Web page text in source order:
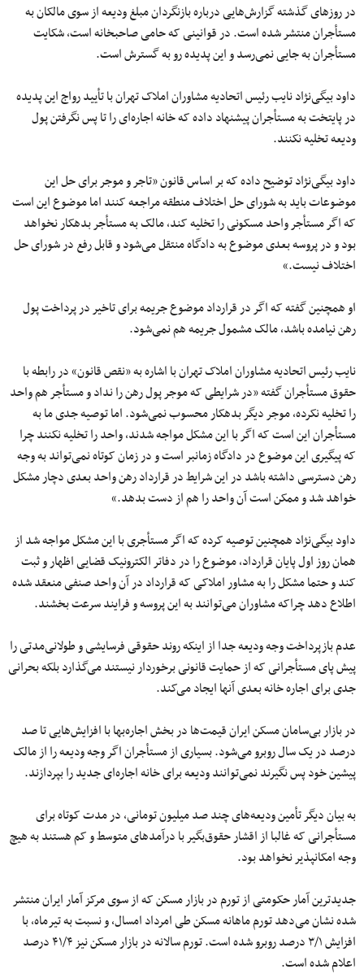
در روزهای گذشته گزارش‌هایی درباره بازنگردان مبلغ ودیعه از سوی مالکان به
مستأجران منتشر شده است. در قوانینی که حامی صاحبخانه است، شکایت
مستأجران به جایی نمی‌رسد و این پدیده رو به گسترش است.
داود بیگی‌نژاد نایب رئیس اتحادیه مشاوران املاک تهران با تأیید رواج این پدیده
در پایتخت به مستأجران پیشنهاد داده که خانه‌ اجاره‌ای را تا پس نگرفتن پول
ودیعه تخلیه نکنند.
داود بیگی‌نژاد توضیح داده که بر اساس قانون «تاجر و موجر برای حل این
موضوعات باید به شورای حل اختلاف منطقه مراجعه کنند اما موضوع این است
که اگر مستأجر واحد مسکونی را تخلیه کند، مالک به مستأجر بدهکار نخواهد
بود و در پروسه بعدی موضوع به دادگاه منتقل می‌شود و قابل رفع در شورای حل
اختلاف نیست.»
او همچنین گفته که اگر در قرارداد موضوع جریمه برای تاخیر در پرداخت پول
رهن نیامده باشد، مالک مشمول جریمه هم نمی‌شود.
نایب رئیس اتحادیه مشاوران املاک تهران با اشاره به «نقص قانون» در رابطه با
حقوق مستأجران گفته «در شرایطی که موجر پول رهن را نداد و مستأجر هم واحد
را تخلیه نکرده، موجر دیگر بدهکار محسوب نمی‌شود. اما توصیه جدی ما به
مستأجران این است که اگر با این مشکل مواجه شدند، واحد را تخلیه نکنند چرا
که پیگیری این موضوع در دادگاه زمانبر است و در زمان کوتاه نمی‌تواند به وجه
رهن دسترسی داشته باشد در این شرایط در قرارداد رهن واحد بعدی دچار مشکل
خواهد شد و ممکن است آن واحد را هم از دست بدهد.»
داود بیگی‌نژاد همچنین توصیه کرده که اگر مستأجری با این مشکل مواجه شد از
همان روز اول پایان قرارداد، موضوع را در دفاتر الکترونیک قضایی اظهار و ثبت
کند و حتما مشکل را به مشاور املاکی که قرارداد در آن واحد صنفی منعقد شده
اطلاع دهد چراکه مشاوران می‌توانند به این پروسه و فرایند سرعت بخشند.
عدم بازپرداخت وجه ودیعه جدا از اینکه روند حقوقی فرسایشی و طولانی‌مدتی را
پیش پای مستأجرانی که از حمایت قانونی برخوردار نیستند می‌گذارد بلکه بحرانی
جدی برای اجاره خانه بعدی آنها ایجاد می‌کند.
در بازار بی‌سامان مسکن ایران قیمت‌ها در بخش اجاره‌بها با افزایش‌هایی تا صد
درصد در یک سال روبرو می‌شود. بسیاری از مستأجران اگر وجه ودیعه را از مالک
پیشین خود پس نگیرند نمی‌توانند ودیعه برای خانه اجاره‌ای جدید را بپردازند.
به بیان دیگر تأمین ودیعه‌های چند صد میلیون‌ تومانی، در مدت کوتاه برای
مستأجرانی که غالبا از اقشار حقوق‌بگیر با درآمدهای متوسط و کم هستند به هیچ
وجه امکانپذیر نخواهد بود.
جدیدترین آمار حکومتی از تورم در بازار مسکن که از سوی مرکز آمار ایران منتشر
شده نشان می‌دهد تورم ماهانه مسکن طی امرداد امسال، و نسبت به تیرماه، با
افزایش ۳/۱ درصد روبرو شده است. تورم سالانه در بازار مسکن نیز ۴۱/۴ درصد
اعلام شده است.